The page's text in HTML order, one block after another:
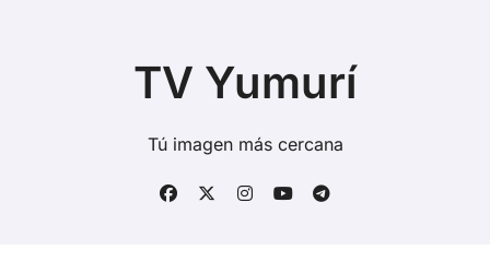
TV Yumurí
Tú imagen más cercana